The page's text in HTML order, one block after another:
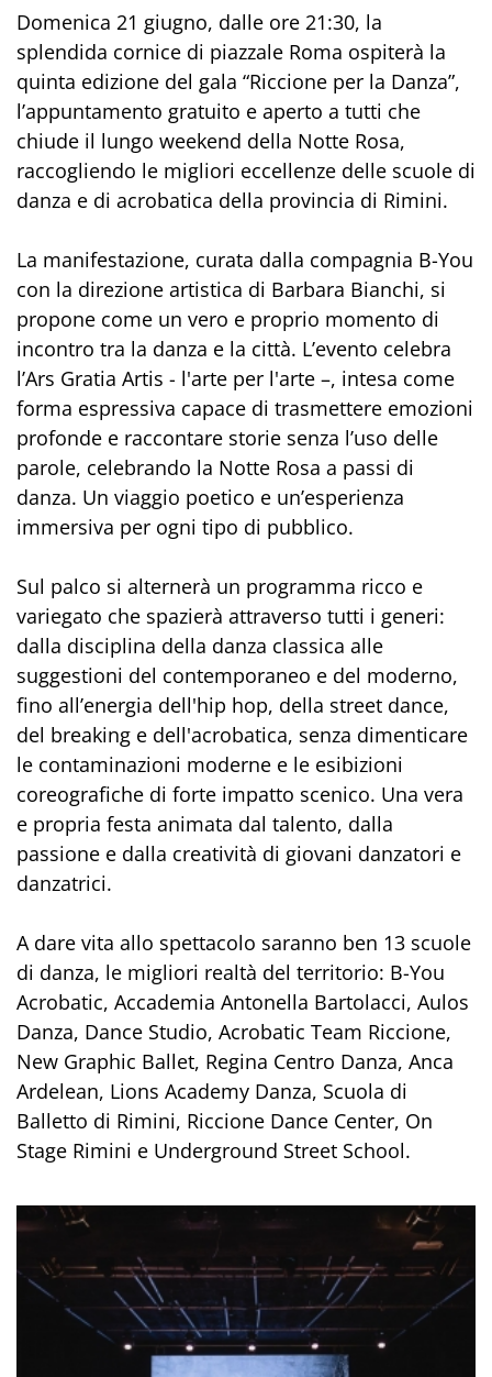
Domenica 21 giugno, dalle ore 21:30, la
splendida cornice di piazzale Roma ospiterà la
quinta edizione del gala “Riccione per la Danza”,
l’appuntamento gratuito e aperto a tutti che
chiude il lungo weekend della Notte Rosa,
raccogliendo le migliori eccellenze delle scuole di
danza e di acrobatica della provincia di Rimini.
La manifestazione, curata dalla compagnia B-You
con la direzione artistica di Barbara Bianchi, si
propone come un vero e proprio momento di
incontro tra la danza e la città. L’evento celebra
l’Ars Gratia Artis - l'arte per l'arte –, intesa come
forma espressiva capace di trasmettere emozioni
profonde e raccontare storie senza l’uso delle
parole, celebrando la Notte Rosa a passi di
danza. Un viaggio poetico e un’esperienza
immersiva per ogni tipo di pubblico.
Sul palco si alternerà un programma ricco e
variegato che spazierà attraverso tutti i generi:
dalla disciplina della danza classica alle
suggestioni del contemporaneo e del moderno,
fino all’energia dell'hip hop, della street dance,
del breaking e dell'acrobatica, senza dimenticare
le contaminazioni moderne e le esibizioni
coreografiche di forte impatto scenico. Una vera
e propria festa animata dal talento, dalla
passione e dalla creatività di giovani danzatori e
danzatrici.
A dare vita allo spettacolo saranno ben 13 scuole
di danza, le migliori realtà del territorio: B-You
Acrobatic, Accademia Antonella Bartolacci, Aulos
Danza, Dance Studio, Acrobatic Team Riccione,
New Graphic Ballet, Regina Centro Danza, Anca
Ardelean, Lions Academy Danza, Scuola di
Balletto di Rimini, Riccione Dance Center, On
Stage Rimini e Underground Street School.